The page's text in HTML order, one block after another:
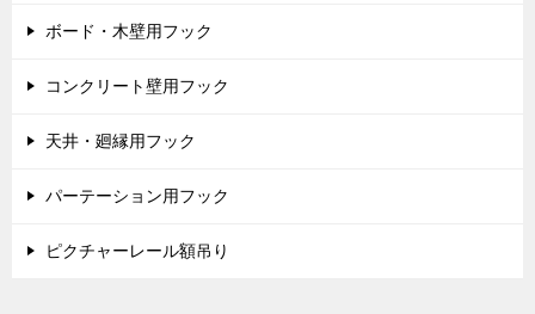
ボード・木壁用フック
コンクリート壁用フック
天井・廻縁用フック
パーテーション用フック
ピクチャーレール額吊り